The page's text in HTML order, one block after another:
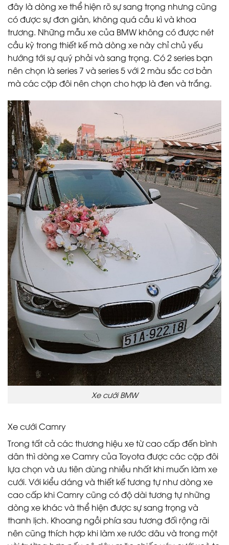
đây là dòng xe thể hiện rõ sự sang trọng nhưng cũng
có được sự đơn giản, không quá cầu kì và khoa
trương. Những mẫu xe của BMW không có được nét
cầu kỳ trong thiết kế mà dòng xe này chỉ chủ yếu
hướng tới sự quý phải và sang trọng. Có 2 series bạn
nên chọn là series 7 và series 5 với 2 màu sắc cơ bản
mà các cặp đôi nên chọn cho hợp là đen và trắng.
Xe cưới BMW
Xe cưới Camry
Trong tất cả các thương hiệu xe từ cao cấp đến bình
dân thì dòng xe Camry của Toyota được các cặp đôi
lựa chọn và ưu tiên dùng nhiều nhất khi muốn làm xe
cưới. Với kiểu dáng và thiết kế tương tự như dòng xe
cao cấp khi Camry cũng có độ dài tương tự những
dòng xe khác và thể hiện được sự sang trọng và
thanh lịch. Khoang ngồi phía sau tương đối rộng rãi
nên cũng thích hợp khi làm xe rước dâu và trong một